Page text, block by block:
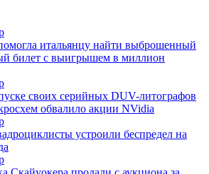
итальянцу найти выброшенный
билет с выигрышем в миллион
своих серийных DUV-литографов
обвалило акции NVidia
устроили беспредел на